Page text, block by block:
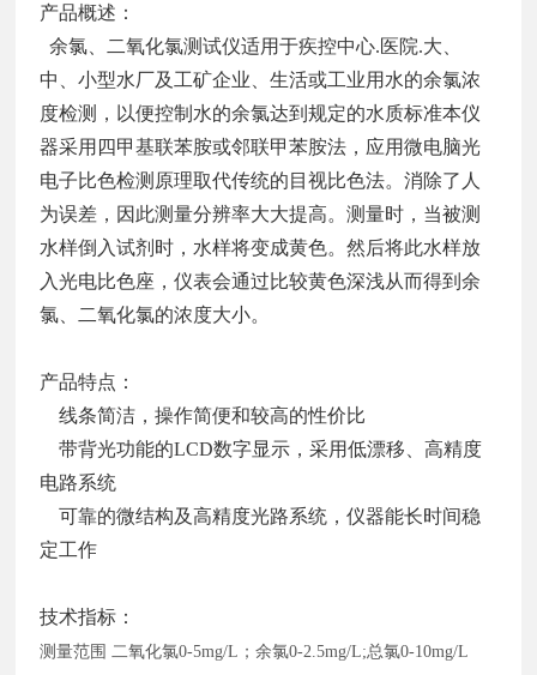
产品概述：
余氯、二氧化氯测试仪适用于疾控中心.医院.大、
中、小型水厂及工矿企业、生活或工业用水的余氯浓
度检测，以便控制水的余氯达到规定的水质标准本仪
器采用四甲基联苯胺或邻联甲苯胺法，应用微电脑光
电子比色检测原理取代传统的目视比色法。消除了人
为误差，因此测量分辨率大大提高。测量时，当被测
水样倒入试剂时，水样将变成黄色。然后将此水样放
入光电比色座，仪表会通过比较黄色深浅从而得到余
氯、二氧化氯的浓度大小。
产品特点：
线条简洁，操作简便和较高的性价比
带背光功能的LCD数字显示，采用低漂移、高精度
电路系统
可靠的微结构及高精度光路系统，仪器能长时间稳
定工作
技术指标：
测量范围 二氧化氯0-5mg/L；余氯0-2.5mg/L;总氯0-10mg/L